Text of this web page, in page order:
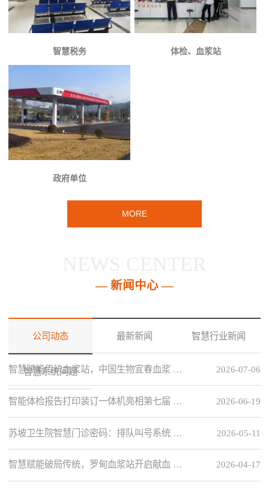
智慧税务 体检、血浆站
政府单位
MORE
— 新闻中心 —
公司动态 最新新闻 智慧行业新闻
智慧系统问题 2026-07-06
智慧赋能传统血浆站，中国生物宜春血浆 …
2026-06-19
智能体检报告打印装订一体机亮相第七届 …
2026-05-11
苏坡卫生院智慧门诊密码：排队叫号系统 …
2026-04-17
智慧赋能破局传统，罗甸血浆站开启献血 …